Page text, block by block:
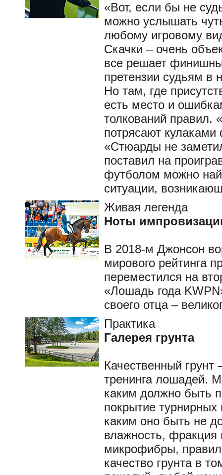
«Вот, если бы не
можно услышать
любому игровому
Скачки – очень
все решает
претензии судьям в
Но там, где
есть место и
толкований правил.
потрясают
«Стюарды не
поставил на
футболом можно
ситуации,
Живая легенда
Ноты
В 2018-м Джонсон
мирового рейтинга
переместился на
«Лошадь года
своего отца –
Практика
Галерея грунта
Качественный грунт
тренинга лошадей.
каким должно быть
покрытие
каким оно быть не
влажность, фракция
микрофибры,
качество грунта в